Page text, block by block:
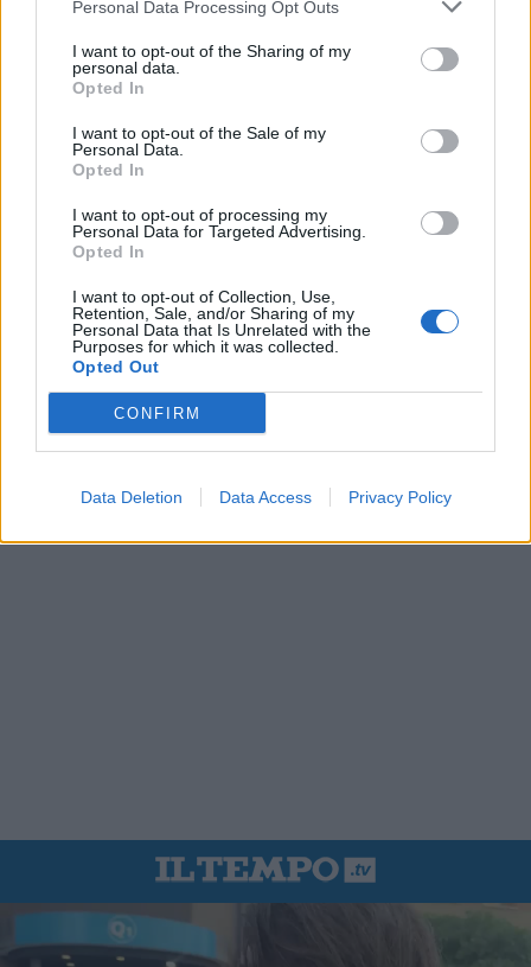
Personal Data Processing Opt Outs
I want to opt-out of the Sharing of my
personal data.
Opted In
I want to opt-out of the Sale of my
Personal Data.
Opted In
I want to opt-out of processing my
Personal Data for Targeted Advertising.
Opted In
I want to opt-out of Collection, Use,
Retention, Sale, and/or Sharing of my
Personal Data that Is Unrelated with the
Purposes for which it was collected.
Opted Out
CONFIRM
Data Deletion Data Access Privacy Policy